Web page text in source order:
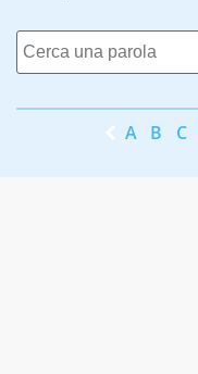
A B C